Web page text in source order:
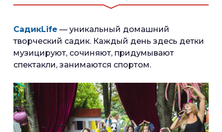
СадикLife — уникальный домашний
творческий садик. Каждый день здесь детки
музицируют, сочиняют, придумывают
спектакли, занимаются спортом.